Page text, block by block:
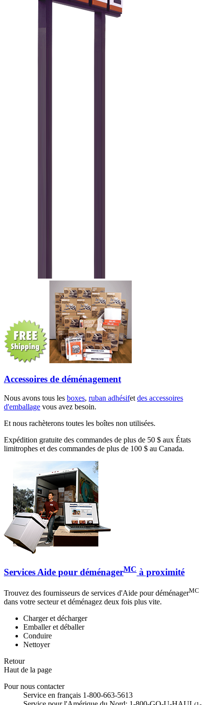
Accessoires de déménagement
Nous avons tous les boxes, ruban adhésifet des accessoires
d'emballage vous avez besoin.
Et nous rachèterons toutes les boîtes non utilisées.
Expédition gratuite des commandes de plus de 50 $ aux États
limitrophes et des commandes de plus de 100 $ au Canada.
Services Aide pour déménagerMC à proximité
Trouvez des fournisseurs de services d'Aide pour déménagerMC
dans votre secteur et déménagez deux fois plus vite.
Charger et décharger
Emballer et déballer
Conduire
Nettoyer
Retour
Haut de la page
Pour nous contacter
Service en français 1-800-663-5613